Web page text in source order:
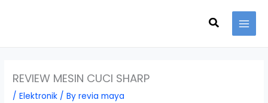
Search
REVIEW MESIN CUCI SHARP
/Elektronik / Byrevia maya